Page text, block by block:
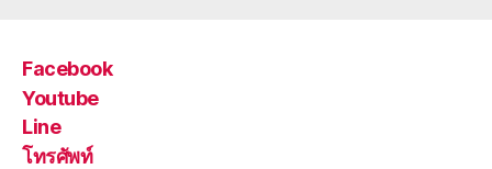
Facebook
Youtube
Line
โทรศัพท์